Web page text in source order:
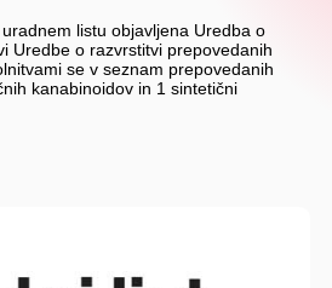
listu objavljena Uredba o
Uredbe o razvrstitvi prepovedanih
se v seznam prepovedanih
kanabinoidov in 1 sintetični